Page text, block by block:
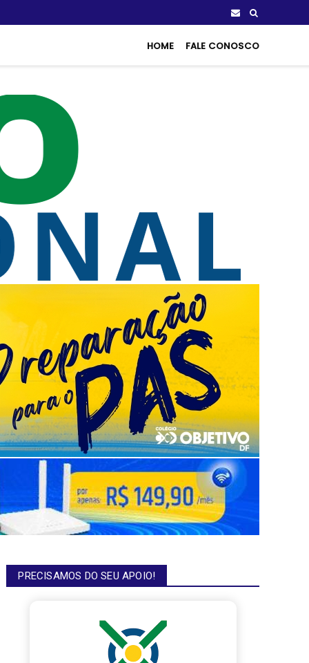
HOME FALE CONOSCO
PRECISAMOS DO SEU APOIO!